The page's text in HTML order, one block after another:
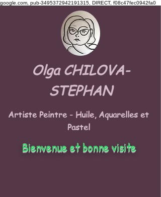
google.com, pub-3495372942191315, DIRECT, f08c47fec0942fa0
Olga CHILOVA-
STEPHAN
Artiste Peintre - Huile, Aquarelles et
Pastel
Bienvenue et bonne visite